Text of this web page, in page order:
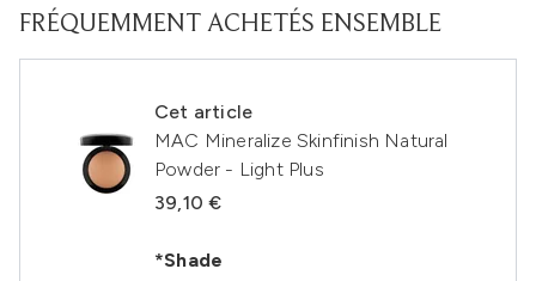
FRÉQUEMMENT ACHETÉS ENSEMBLE
Cet article
MAC Mineralize Skinfinish Natural
Powder - Light Plus
39,10 €
*Shade